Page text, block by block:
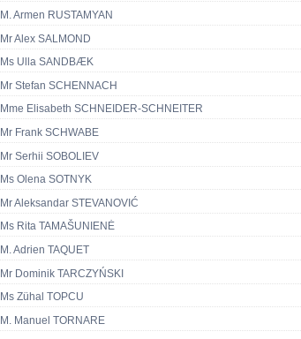
M. Armen RUSTAMYAN
Mr Alex SALMOND
Ms Ulla SANDBÆK
Mr Stefan SCHENNACH
Mme Elisabeth SCHNEIDER-SCHNEITER
Mr Frank SCHWABE
Mr Serhii SOBOLIEV
Ms Olena SOTNYK
Mr Aleksandar STEVANOVIĆ
Ms Rita TAMAŠUNIENĖ
M. Adrien TAQUET
Mr Dominik TARCZYŃSKI
Ms Zühal TOPCU
M. Manuel TORNARE